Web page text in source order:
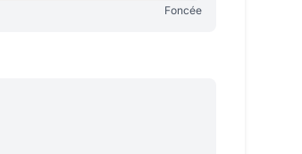
Foncée